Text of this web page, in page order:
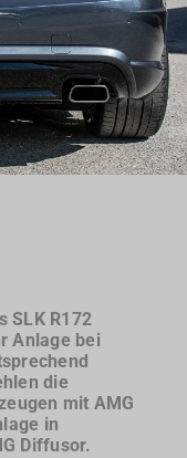
SLK R172
Anlage bei
die
mit AMG
in
Diffusor.